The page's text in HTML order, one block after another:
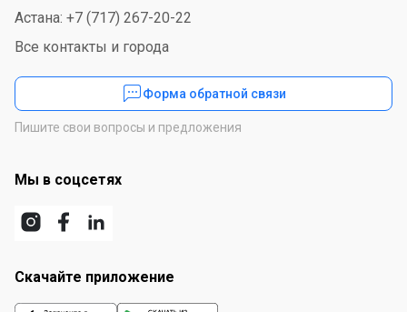
Астана: +7 (717) 267-20-22
Все контакты и города
Форма обратной связи
Пишите свои вопросы и предложения
Мы в соцсетях
Скачайте приложение